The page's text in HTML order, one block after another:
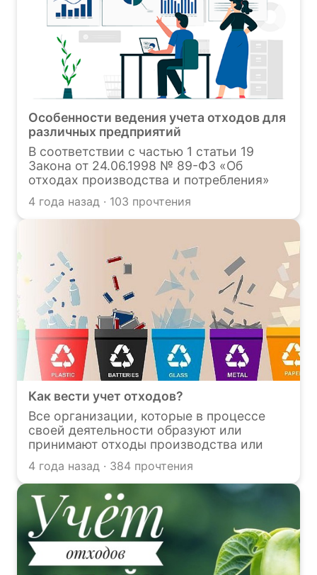
Особенности ведения учета отходов для
различных предприятий
В соответствии с частью 1 статьи 19
Закона от 24.06.1998 № 89-ФЗ «Об
отходах производства и потребления»
индивидуальные предприниматели и
юридические лица, осуществляющие
деятельность в области обращения с
установленном порядке учет
образовавшихся, утилизированных,
обезвреженных, переданных другим
лицам или полученных от других лиц, а
также размещенных отходов. О его
особенностях и пойдёт речь в данной
статье.
4 года назад · 103 прочтения
Как вести учет отходов?
Все организации, которые в процессе
своей деятельности образуют или
принимают отходы производства или
потребления, обязаны вести учет этих
отходов в соответствии с приказом
Минприроды России от 08.12.2020 N
1028 "Об утверждении Порядка учета в
области обращения с отходами".
Узнайте, как правильно вести учёт
отходов, в этой статье.
4 года назад · 384 прочтения